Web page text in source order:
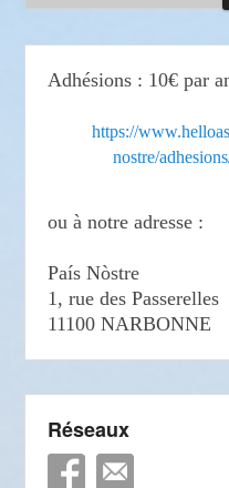
Adhésions : 10€ par
https://
nostre/
ou à notre adresse :
País Nòstre
1, rue des Passerelles
11100 NARBONNE
Réseaux